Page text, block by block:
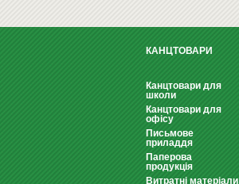
КАНЦТОВАРИ
Канцтовари для
школи
Канцтовари для
офісу
Письмове
приладдя
Паперова
продукція
Витратні матеріали